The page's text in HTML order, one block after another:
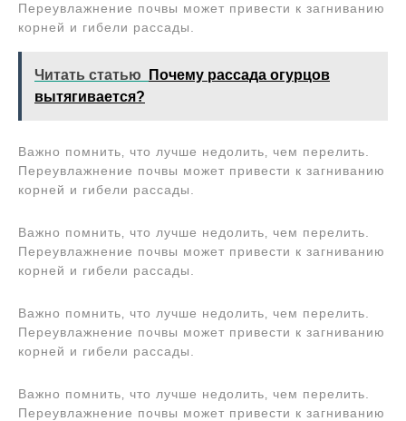
Переувлажнение почвы может привести к загниванию
корней и гибели рассады.
Читать статью
Почему рассада огурцов
вытягивается?
Важно помнить‚ что лучше недолить‚ чем перелить.
Переувлажнение почвы может привести к загниванию
корней и гибели рассады.
Важно помнить‚ что лучше недолить‚ чем перелить.
Переувлажнение почвы может привести к загниванию
корней и гибели рассады.
Важно помнить‚ что лучше недолить‚ чем перелить.
Переувлажнение почвы может привести к загниванию
корней и гибели рассады.
Важно помнить‚ что лучше недолить‚ чем перелить.
Переувлажнение почвы может привести к загниванию